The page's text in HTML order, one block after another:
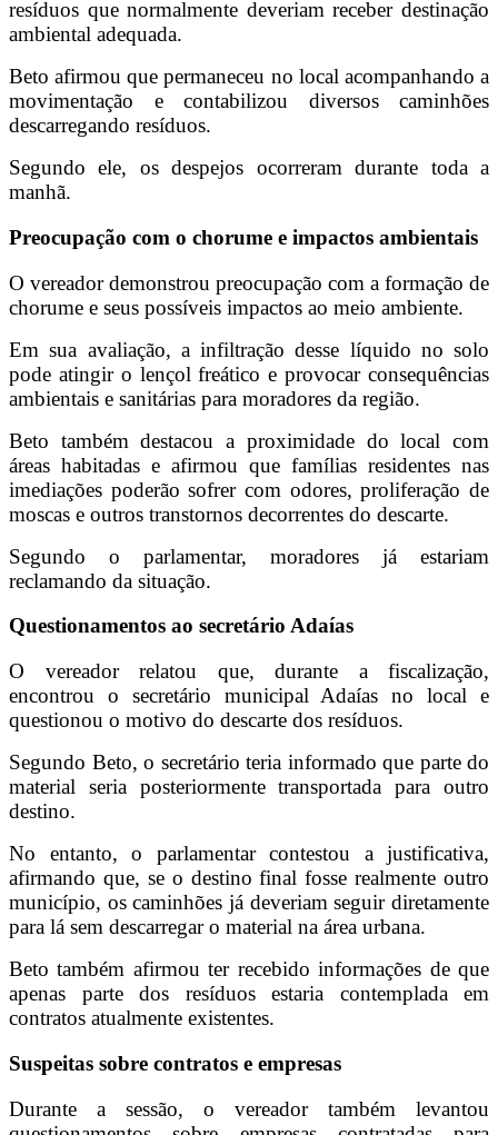
resíduos que normalmente deveriam receber destinação
ambiental adequada.
Beto afirmou que permaneceu no local acompanhando a
movimentação e contabilizou diversos caminhões
descarregando resíduos.
Segundo ele, os despejos ocorreram durante toda a
manhã.
Preocupação com o chorume e impactos ambientais
O vereador demonstrou preocupação com a formação de
chorume e seus possíveis impactos ao meio ambiente.
Em sua avaliação, a infiltração desse líquido no solo
pode atingir o lençol freático e provocar consequências
ambientais e sanitárias para moradores da região.
Beto também destacou a proximidade do local com
áreas habitadas e afirmou que famílias residentes nas
imediações poderão sofrer com odores, proliferação de
moscas e outros transtornos decorrentes do descarte.
Segundo o parlamentar, moradores já estariam
reclamando da situação.
Questionamentos ao secretário Adaías
O vereador relatou que, durante a fiscalização,
encontrou o secretário municipal Adaías no local e
questionou o motivo do descarte dos resíduos.
Segundo Beto, o secretário teria informado que parte do
material seria posteriormente transportada para outro
destino.
No entanto, o parlamentar contestou a justificativa,
afirmando que, se o destino final fosse realmente outro
município, os caminhões já deveriam seguir diretamente
para lá sem descarregar o material na área urbana.
Beto também afirmou ter recebido informações de que
apenas parte dos resíduos estaria contemplada em
contratos atualmente existentes.
Suspeitas sobre contratos e empresas
Durante a sessão, o vereador também levantou